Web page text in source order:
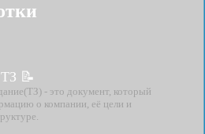
📝
- это документ, который
о компании, её цели и